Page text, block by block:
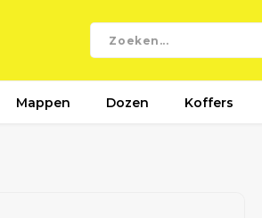
Mappen Dozen Koffers